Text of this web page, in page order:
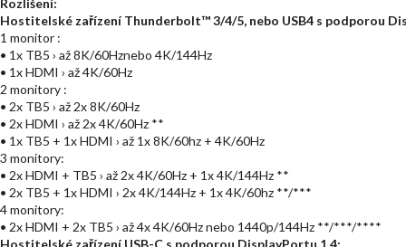
Hostitelské zařízení Thunderbolt™ 3/4/5, nebo USB4 s podporou
1 monitor :
• 1x TB5 › až 8K/60Hznebo 4K/144Hz
• 1x HDMI › až 4K/60Hz
2 monitory :
• 2x TB5 › až 2x 8K/60Hz
• 2x HDMI › až 2x 4K/60Hz **
• 1x TB5 + 1x HDMI › až 1x 8K/60hz + 4K/60Hz
3 monitory:
• 2x HDMI + TB5 › až 2x 4K/60Hz + 1x 4K/144Hz **
• 2x TB5 + 1x HDMI › 2x 4K/144Hz + 1x 4K/60hz **/***
4 monitory:
• 2x HDMI + 2x TB5 › až 4x 4K/60Hz nebo 1440p/144Hz **/***/****
Hostitelské zařízení USB-C s podporou DisplayPortu 1.4: